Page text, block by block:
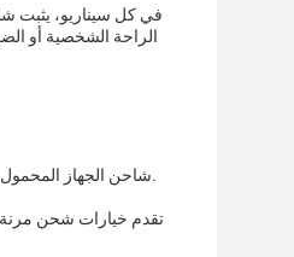
في كل سيناريو، يثبت
الراحة الشخصية أو